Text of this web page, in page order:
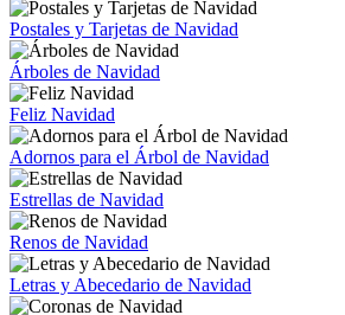
Postales y Tarjetas de Navidad
Árboles de Navidad
Feliz Navidad
Adornos para el Árbol de Navidad
Estrellas de Navidad
Renos de Navidad
Letras y Abecedario de Navidad